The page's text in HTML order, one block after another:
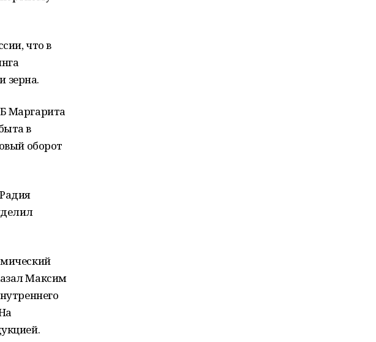
что в
зерна.
Маргарита
в
оборот
Максим